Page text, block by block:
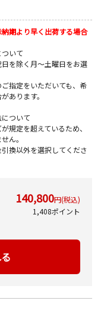
期より早く出荷する場合
いて
を除く月～土曜日をお選
指定をいただいても、希
あります。
ついて
規定を超えているため、
ん。
換以外を選択してくださ
140,800円(税込)
1,408ポイント